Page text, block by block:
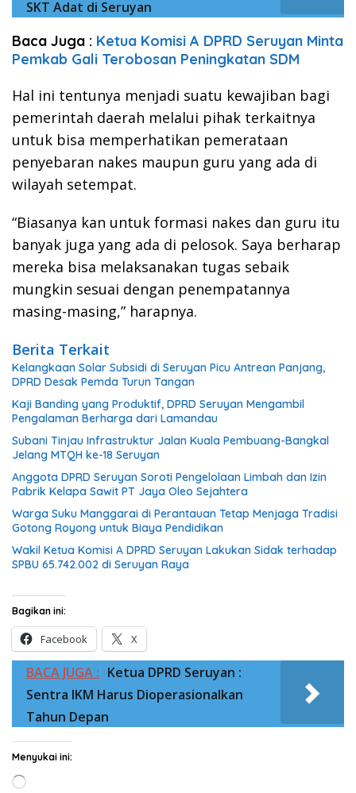
SKT Adat di Seruyan
Baca Juga : Ketua Komisi A DPRD Seruyan Minta
Pemkab Gali Terobosan Peningkatan SDM
Hal ini tentunya menjadi suatu kewajiban bagi
pemerintah daerah melalui pihak terkaitnya
untuk bisa memperhatikan pemerataan
penyebaran nakes maupun guru yang ada di
wilayah setempat.
“Biasanya kan untuk formasi nakes dan guru itu
banyak juga yang ada di pelosok. Saya berharap
mereka bisa melaksanakan tugas sebaik
mungkin sesuai dengan penempatannya
masing-masing,” harapnya.
Berita Terkait
Kelangkaan Solar Subsidi di Seruyan Picu Antrean Panjang,
DPRD Desak Pemda Turun Tangan
Kaji Banding yang Produktif, DPRD Seruyan Mengambil
Pengalaman Berharga dari Lamandau
Subani Tinjau Infrastruktur Jalan Kuala Pembuang-Bangkal
Jelang MTQH ke-18 Seruyan
Anggota DPRD Seruyan Soroti Pengelolaan Limbah dan Izin
Pabrik Kelapa Sawit PT Jaya Oleo Sejahtera
Warga Suku Manggarai di Perantauan Tetap Menjaga Tradisi
Gotong Royong untuk Biaya Pendidikan
Wakil Ketua Komisi A DPRD Seruyan Lakukan Sidak terhadap
SPBU 65.742.002 di Seruyan Raya
Bagikan ini:
Facebook X
BACA JUGA : Ketua DPRD Seruyan :
Sentra IKM Harus Dioperasionalkan
Tahun Depan
Menyukai ini:
Memuat...